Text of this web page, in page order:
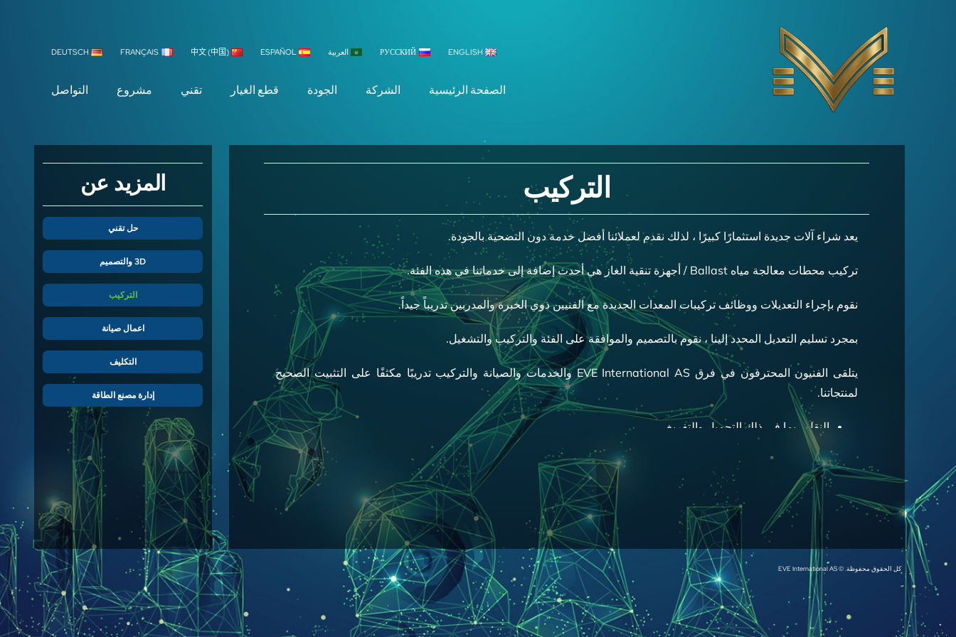
ENGLISH
РУССКИЙ العربية ESPAÑOL
中文 (中国)
FRANÇAIS
DEUTSCH
الصفحة الرئيسية الشركة الجودة قطع الغيار تقني مشروع التواصل
التركيب
يعد شراء آلات جديدة استثمارًا كبيرًا ، لذلك نقدم لعملائنا أفضل خدمة دون التضحية بالجودة.
تركيب محطات معالجة مياه Ballast / أجهزة تنقية الغاز هي أحدث إضافة إلى خدماتنا في هذه الفئة.
نقوم بإجراء التعديلات ووظائف تركيبات المعدات الجديدة مع الفنيين ذوي الخبرة والمدربين تدريباً جيداً.
بمجرد تسليم التعديل المحدد إلينا ، نقوم بالتصميم والموافقة على الفئة والتركيب والتشغيل.
يتلقى الفنيون المحترفون في فرق EVE International AS والخدمات والصيانة والتركيب تدريبًا مكثفًا على التثبيت الصحيح
لمنتجاتنا.
النقل ، بما في ذلك التحميل والتفريغ
إعداد الأسس والقواعد
فحص إعداد الأرضية وتحديد المواقع
حفر وتجهيز مثبتات الأرضيات
رفع ثقيل وتقني لوضع معداتك في المكان الصحيح
المحاذاة والتسوية
التركيب الميكانيكي
العوازل والتوصيلات الكهربائية
أعمال الاختبار والتكليف المسبق
التكليف
تسليم مع الوثائق باللغة المحلية
المزيد عن
حل تقني
3D والتصميم
التركيب
اعمال صيانة
التكليف
إدارة مصنع الطاقة
كل الحقوق محفوظة. © EVE International AS